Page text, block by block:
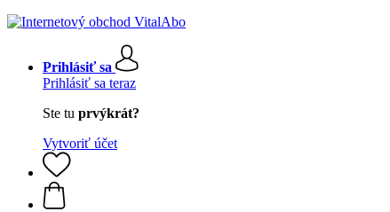
Prihlásiť sa
Prihlásiť sa teraz
Ste tu prvýkrát?
Vytvoriť účet